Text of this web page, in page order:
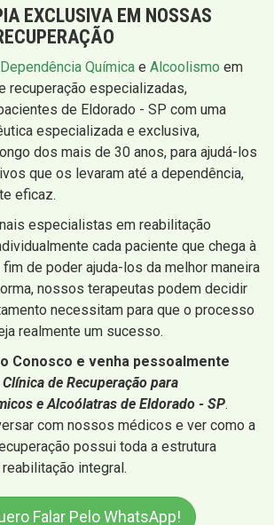
EXCLUSIVA EM NOSSAS
Dependência Química e Alcoolismo em
recuperação especializadas,
de Eldorado - SP com uma
especializada e exclusiva,
dos mais de 30 anos, para ajudá-los
que os levaram até a dependência,
eficaz.
especialistas em reabilitação
cada paciente que chega à
de poder ajuda-los da melhor maneira
nossos terapeutas podem decidir
necessitam para que o processo
realmente um sucesso.
Conosco e venha pessoalmente
Clínica de Recuperação para
e Alcoólatras de Eldorado - SP.
com nossos médicos e ver como a
possui toda a estrutura
integral.
Falar Pelo WhatsApp!